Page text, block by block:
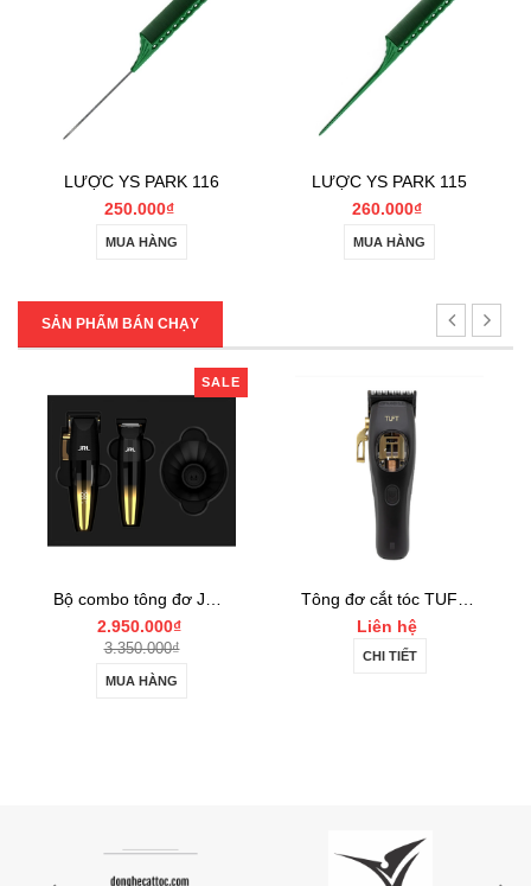
LƯỢC YS PARK 116
250.000₫
MUA HÀNG
LƯỢC YS PARK 115
260.000₫
MUA HÀNG
SẢN PHẨM BÁN CHẠY
SALE
2.950.000₫
3.350.000₫
MUA HÀNG
Liên hệ
CHI TIẾT